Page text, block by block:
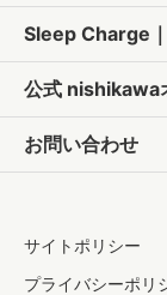
Sleep Charge｜
公式 nishikawa
お問い合わせ
サイトポリシー
プライバシーポリ